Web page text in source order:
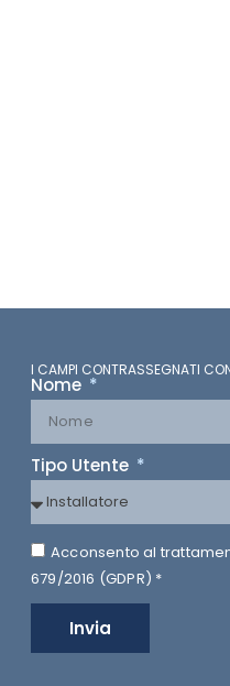
I CAMPI CONTRASSEGNATI
Nome
Tipo Utente
Acconsento al
679/2016 (GDPR) *
Invia